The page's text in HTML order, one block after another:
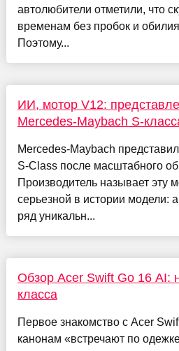
автолюбители отметили, что
временам без пробок и
Поэтому...
ИИ, мотор V12:
Mercedes-Maybach S-
Mercedes-Maybach
S-Class после масштабного
Производитель называет эту
серьезной в истории модели:
ряд уникальн...
Обзор Acer Swift Go 16 AI:
класса
Первое знакомство с Acer
канонам «встречают по